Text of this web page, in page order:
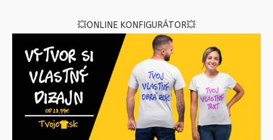
💥ONLINE KONFIGURÁTOR💥